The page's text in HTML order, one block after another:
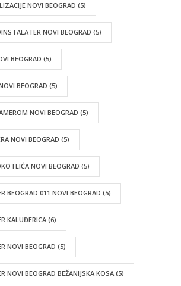
NOVI BEOGRAD (5)
NOVI BEOGRAD (5)
BEOGRAD (5)
BEOGRAD (5)
NOVI BEOGRAD (5)
NOVI BEOGRAD (5)
NOVI BEOGRAD (5)
BEOGRAD 011 NOVI BEOGRAD (5)
KALUĐERICA(6)
NOVI BEOGRAD (5)
NOVI BEOGRAD BEŽANIJSKA KOSA (5)